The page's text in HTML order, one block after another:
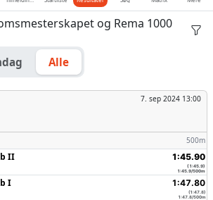
og Rema 1000
Alle
7. sep 2024 13:00
500m
II 1:45.90
(1:45.9)
1:45.9/500m
I 1:47.80
(1:47.8)
1:47.8/500m